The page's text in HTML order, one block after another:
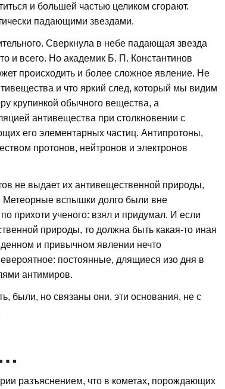
и большей частью целиком сгорают.
падающими звездами.
Сверкнула в небе падающая звезда
и всего. Но академик Б. П. Константинов
происходить и более сложное явление. Не
и что яркий след, который мы видим
крупинкой обычного вещества, а
антивещества при столкновении с
его элементарных частиц. Антипротоны,
протонов, нейтронов и электронов
не выдает их антивещественной природы,
Метеорные вспышки долго были вне
прихоти ученого: взял и придумал. И если
природы, то должна быть какая-то иная
и привычном явлении нечто
постоянные, длящиеся изо дня в
антимиров.
были, но связаны они, эти основания, не с
разъяснением, что в кометах, порождающих